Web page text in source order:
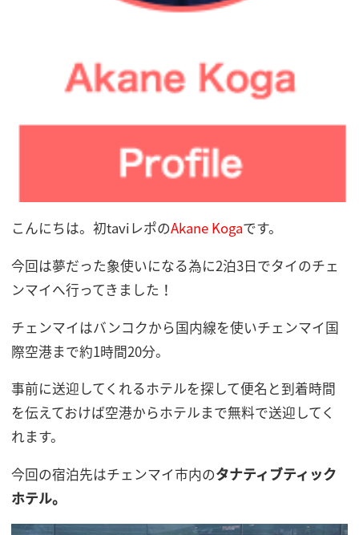
こんにちは。初taviレポのAkane Kogaです。
今回は夢だった象使いになる為に2泊3日でタイのチェ
ンマイへ行ってきました！
チェンマイはバンコクから国内線を使いチェンマイ国
際空港まで約1時間20分。
事前に送迎してくれるホテルを探して便名と到着時間
を伝えておけば空港からホテルまで無料で送迎してく
れます。
今回の宿泊先はチェンマイ市内のタナティブティック
ホテル。